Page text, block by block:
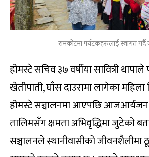
रामकोटमा पर्यटकहरुलाई स्वागत गर्दै
होमस्टे सचिव ३७ वर्षीया सावित्री
खेतीपाती, घाँस दाउरामा लागेका महिला
होमस्टे सञ्चालनमा आएपछि
तालिमसँग क्षमता अभिवृद्धिमा जुटेको
सञ्चालनले स्थानीवासीको जीवनशैलीमा